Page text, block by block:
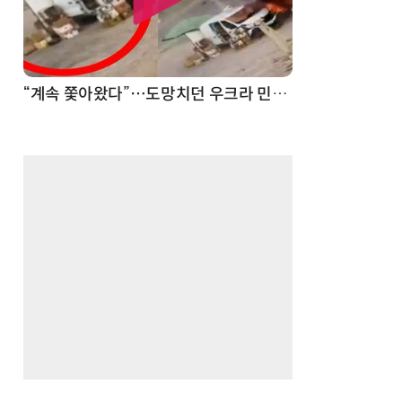
“계속 쫓아왔다”…도망치던 우크라 민간인 공격한 러 자폭 드론